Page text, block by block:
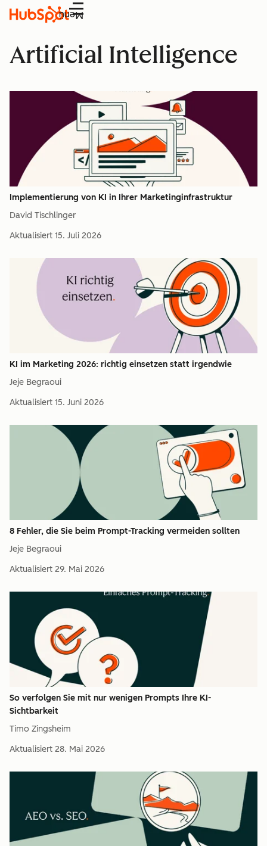
Menü
Artificial Intelligence
Implementierung von KI in Ihrer Marketinginfrastruktur
David Tischlinger
Aktualisiert 15. Juli 2026
KI im Marketing 2026: richtig einsetzen statt irgendwie
Jeje Begraoui
Aktualisiert 15. Juni 2026
8 Fehler, die Sie beim Prompt-Tracking vermeiden sollten
Jeje Begraoui
Aktualisiert 29. Mai 2026
So verfolgen Sie mit nur wenigen Prompts Ihre KI-
Sichtbarkeit
Timo Zingsheim
Aktualisiert 28. Mai 2026